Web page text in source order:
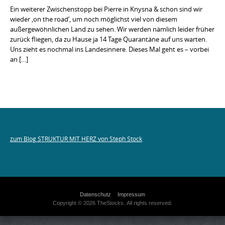
Ein weiterer Zwischenstopp bei Pierre in Knysna & schon sind wir
wieder ‚on the road‘, um noch möglichst viel von diesem
außergewöhnlichen Land zu sehen. Wir werden nämlich leider früher
zurück fliegen, da zu Hause ja 14 Tage Quarantäne auf uns warten.
Uns zieht es nochmal ins Landesinnere. Dieses Mal geht es – vorbei
an […]
zum Blog STRUKTUR MIT HERZ von Steph Stock
Datenschutz
Impressum
Copyright © 2026 TheStocks. All rights reserved.